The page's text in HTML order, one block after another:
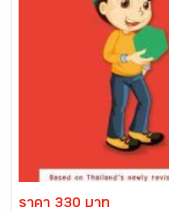
ราคา 330 บาท